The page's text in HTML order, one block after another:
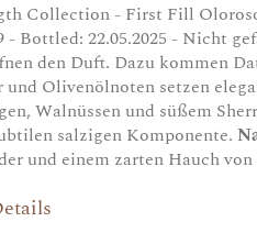
Collection - First Fill
- Bottled: 22.05.2025 - Nicht
den Duft. Dazu kommen
Olivenölnoten setzen
Walnüssen und süßem
salzigen Komponente.
und einem zarten Hauch